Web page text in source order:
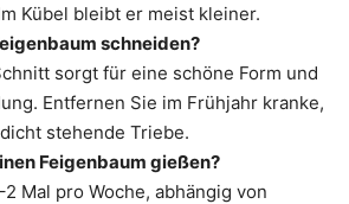
Kübel bleibt er meist kleiner.
schneiden?
sorgt für eine schöne Form und
Entfernen Sie im Frühjahr kranke,
stehende Triebe.
Feigenbaum gießen?
Mal pro Woche, abhängig von